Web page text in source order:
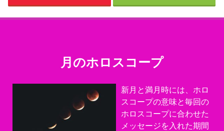
月のホロスコープ
新月と満月時には、ホロ
スコープの意味と毎回の
ホロスコープに合わせた
メッセージを入れた期間